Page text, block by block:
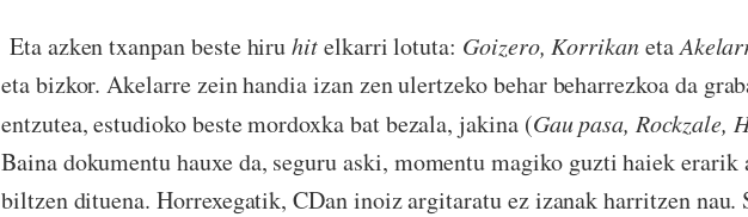
Eta azken txanpan beste hiruhitelkarri lotuta: Goizero, Korrikaneta
eta bizkor. Akelarre zein handia izan zen ulertzeko behar beharrezkoa da
entzutea, estudioko beste mordoxka bat bezala, jakina (Gau pasa, Rockzale,
Baina dokumentu hauxe da, seguru aski, momentu magiko guzti haiek erarik
biltzen dituena. Horrexegatik, CDan inoiz argitaratu ez izanak harritzen nau.